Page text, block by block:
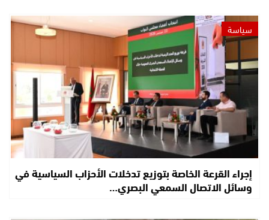
سياسة
إجراء القرعة الخاصة بتوزيع تدخلات الأحزاب السياسية في
وسائل الاتصال السمعي البصري…